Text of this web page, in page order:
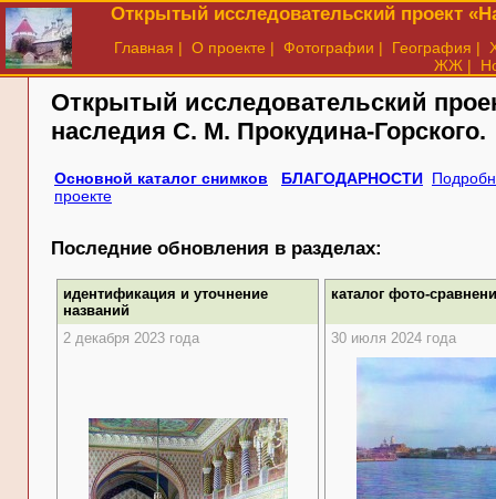
Открытый исследовательский проект
Главная | О проекте | Фотографии | География |
ЖЖ |
Открытый исследовательский
наследия С. М. Прокудина-Горского.
Основной каталог снимков БЛАГОДАРНОСТИ
проекте
Последние обновления в разделах:
идентификация и уточнение
названий
каталог фото-
2 декабря 2023 года 30 июля 2024 года